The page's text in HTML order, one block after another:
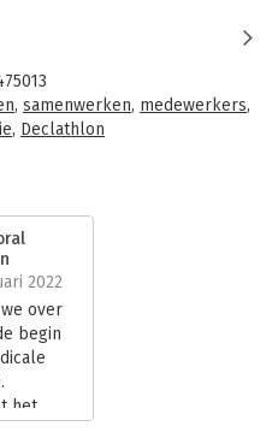
enkele van de (r)evoluties
hebben kunnen beleven.
een nieuwe manier van
projecten opstarten,
het werk van een
hun verhaal, elk vanuit hun
, samenwerken, medewerkers,
, Declathlon
management
2022
over
begin
het